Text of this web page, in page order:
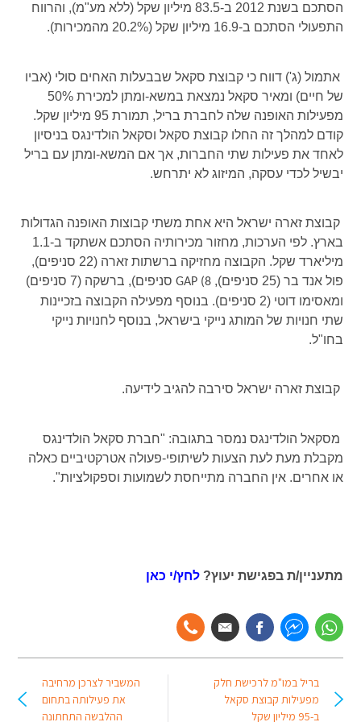
הסתכם בשנת 2012 ב-83.5 מיליון שקל (ללא מע"מ), והרווח
התפעולי הסתכם ב-16.9 מיליון שקל (20.2% מהמכירות).
אתמול (ג') דווח כי קבוצת סקאל שבבעלות האחים סולי (אביו
של חיים) ומאיר סקאל נמצאת במשא-ומתן למכירת 50%
מפעילות האופנה שלה לחברת בריל, תמורת 95 מיליון שקל.
קודם למהלך זה החלו קבוצת סקאל וסקאל הולדינגס בניסיון
לאחד את פעילות שתי החברות, אך אם המשא-ומתן עם בריל
יבשיל לכדי עסקה, המיזוג לא יתרחש.
קבוצת זארה ישראל היא אחת משתי קבוצות האופנה הגדולות
בארץ. לפי הערכות, מחזור מכירותיה הסתכם אשתקד ב-1.1
מיליארד שקל. הקבוצה מחזיקה ברשתות זארה (22 סניפים),
פול אנד בר (25 סניפים),
GAP (8
סניפים), ברשקה (7 סניפים)
ומאסימו דוטי (2 סניפים). בנוסף מפעילה הקבוצה בזכיינות
שתי חנויות של המותג נייקי בישראל, בנוסף לחנויות נייקי
בחו"ל.
קבוצת זארה ישראל סירבה להגיב לידיעה.
מסקאל הולדינגס נמסר בתגובה: "חברת סקאל הולדינגס
מקבלת מעת לעת הצעות לשיתופי-פעולה אטרקטיביים כאלה
או אחרים. אין החברה מתייחסת לשמועות וספקולציות".
מתעניין/ת בפגישת יעוץ?לחץ/י כאן
בריל במו"מ לרכישת חלק
מפעילות קבוצת סקאל
ב-95 מיליון שקל
המשביר לצרכן מרחיבה
את פעילותה בתחום
ההלבשה התחתונה